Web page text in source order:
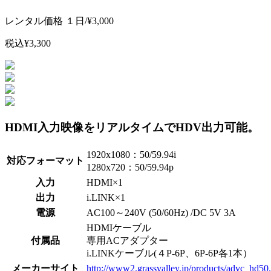
レンタル価格 １日/¥3,000
税込¥3,300
HDMI入力映像をリアルタイムでHDV出力可能。
対応フォーマット
1920x1080：50/59.94i
1280x720：50/59.94p
入力
HDMI×1
出力
i.LINK×1
電源
AC100～240V (50/60Hz) /DC 5V 3A
付属品
HDMIケーブル
専用ACアダプター
i.LINKケーブル(４P-6P、6P-6P各1本）
メーカーサイト
http://www2.grassvalley.jp/products/